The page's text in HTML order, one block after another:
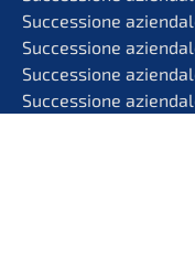
Succes­sio­ne
Succes­sio­ne
Succes­sio­ne
Succes­sio­ne